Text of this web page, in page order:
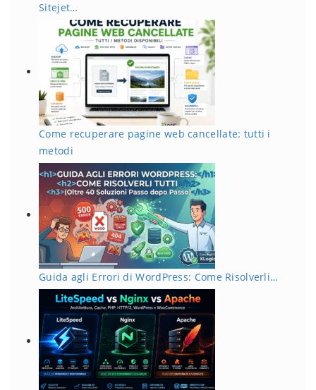
Sitejet…
Come recuperare pagine web cancellate: tutti i
metodi
Guida agli Errori di WordPress: Come Risolverli…